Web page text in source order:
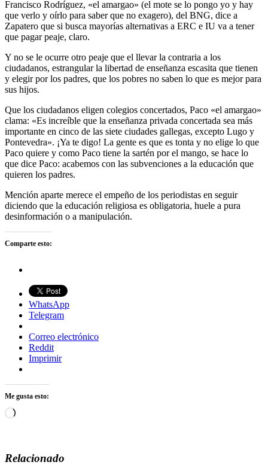
Francisco Rodríguez, «el amargao» (el mote se lo pongo yo y hay
que verlo y oírlo para saber que no exagero), del BNG, dice a
Zapatero que si busca mayorías alternativas a ERC e IU va a tener
que pagar peaje, claro.
Y no se le ocurre otro peaje que el llevar la contraria a los
ciudadanos, estrangular la libertad de enseñanza escasita que tienen
y elegir por los padres, que los pobres no saben lo que es mejor para
sus hijos.
Que los ciudadanos eligen colegios concertados, Paco «el amargao»
clama: «Es increíble que la enseñanza privada concertada sea más
importante en cinco de las siete ciudades gallegas, excepto Lugo y
Pontevedra». ¡Ya te digo! La gente es que es tonta y no elige lo que
Paco quiere y como Paco tiene la sartén por el mango, se hace lo
que dice Paco: acabemos con las subvenciones a la educación que
quieren los padres.
Mención aparte merece el empeño de los periodistas en seguir
diciendo que la educación religiosa es obligatoria, huele a pura
desinformación o a manipulación.
Comparte esto:
WhatsApp
Telegram
Correo electrónico
Reddit
Imprimir
Me gusta esto:
Cargando...
Relacionado